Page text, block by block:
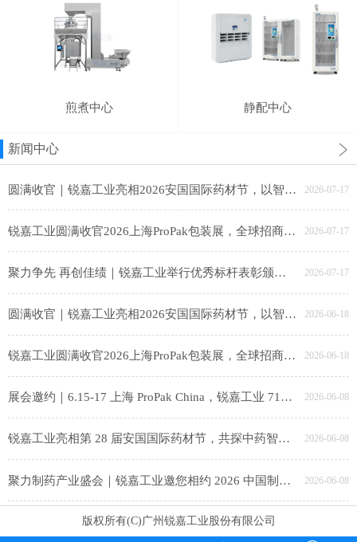
煎煮中心 静配中心
新闻中心
圆满收官｜锐嘉工业亮相2026安国国际药材节，以智能装备赋能中医药产业升级 2026-07-17
锐嘉工业圆满收官2026上海ProPak包装展，全球招商布局海外新赛道！ 2026-07-17
聚力争先 再创佳绩｜锐嘉工业举行优秀标杆表彰颁奖仪式 2026-07-17
圆满收官｜锐嘉工业亮相2026安国国际药材节，以智能装备赋能中医药产业升级 2026-06-18
锐嘉工业圆满收官2026上海ProPak包装展，全球招商布局海外新赛道！ 2026-06-18
展会邀约｜6.15-17 上海 ProPak China，锐嘉工业 71E80-3 邀食品同仁共探智能包装新趋势 2026-06-08
锐嘉工业亮相第 28 届安国国际药材节，共探中药智造新未来 2026-06-08
聚力制药产业盛会｜锐嘉工业邀您相约 2026 中国制药产业大会，共启智能智造新征程 2026-06-08
版权所有(C)广州锐嘉工业股份有限公司